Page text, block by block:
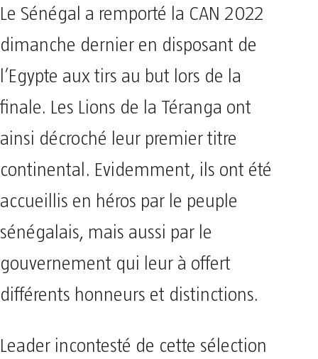
Le Sénégal a remporté la CAN 2022
dimanche dernier en disposant de
l’Egypte aux tirs au but lors de la
finale. Les Lions de la Téranga ont
ainsi décroché leur premier titre
continental. Evidemment, ils ont été
accueillis en héros par le peuple
sénégalais, mais aussi par le
gouvernement qui leur à offert
différents honneurs et distinctions.
Leader incontesté de cette sélection